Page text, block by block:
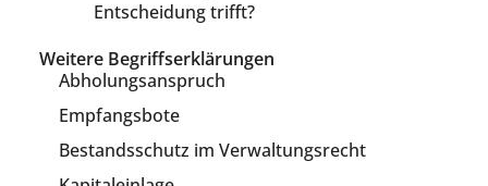
Entscheidung trifft?
Weitere Begriffserklärungen
Abholungsanspruch
Empfangsbote
Bestandsschutz im Verwaltungsrecht